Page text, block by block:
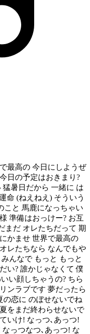
最高の 今日にしようぜ
日の予定はおきまり?
暑日だから 一緒に は
命 (ねえねえ) そういう
こと 馬鹿になっちゃい
準備はおっけー? お互
まだ オレたちだって 期
かませ 世界で最高の
レたちなら なんでもや
んなで もっと もっと
い? 誰かじゃなくて 僕
い顔しちゃうの? ちら
ンラブです 夢だったら
の恋に のぼせないでね
をまだ終わらせないで
いけ! なっつ､あっつ!
っつなつ､あっつ! な